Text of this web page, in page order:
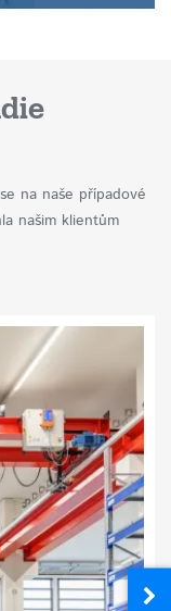
na naše případové
našim klientům